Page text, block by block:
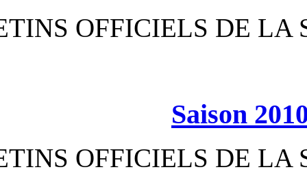
BULLETINS
BULLETINS